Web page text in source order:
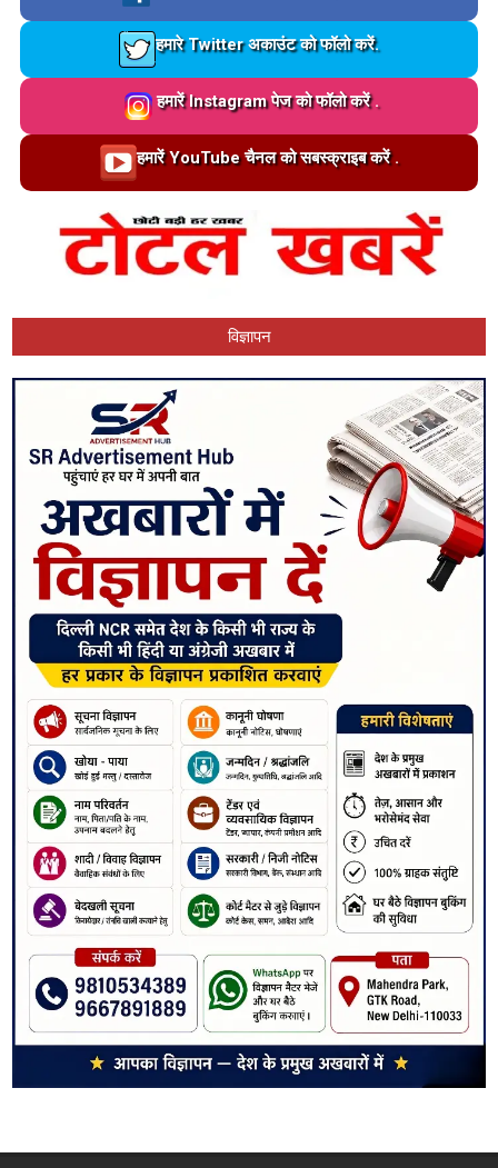
Loading…
हमारे Twitter अकाउंट को फॉलो करें.
Loading…
हमारें Instagram पेज को फॉलो करें .
Loading…हमारें YouTube चैनल को सबस्क्राइब करें .
विज्ञापन